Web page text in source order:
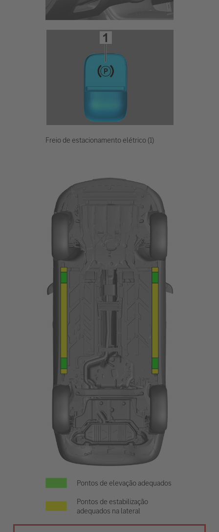
Freio de estacionamento elétrico (1)
Pontos de elevação adequados
Pontos de estabilização
adequados na lateral